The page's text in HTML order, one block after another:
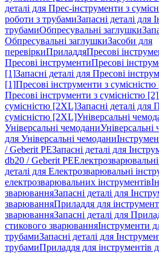
деталі для Прес-інструменти з
роботи з трубамиЗапасні деталі для
трубамиОбпресувальні заглушки
Обпресувальні заглушкиЗасоби для
перевіркиПриладдяПресові
Пресові інструментиПресові
[1]Запасні деталі для Пресові
[1]Пресові інструменти з
Пресові інструменти з сумісністю [2]
сумісністю [2XL]Запасні деталі для
сумісністю [2XL]Універсальні
Універсальні чемоданиУніверсальні
для Універсальні чемодани
/ Geberit PEЗапасні деталі для
db20 / Geberit PE
деталі для Електрозварювальні
електрозварювальних інструментів
зварюванняЗапасні деталі для
зварюванняПриладдя для
зварюванняЗапасні деталі для
стикового зварюванняІнструменти
трубамиЗапасні деталі для
трубамиПриладдя для інструментів